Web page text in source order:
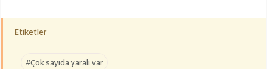
Etiketler
#Çok sayıda yaralı var